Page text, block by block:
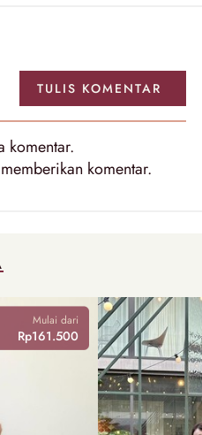
TULIS KOMENTAR
komentar.
komentar.
Mulai dari
Rp161.500